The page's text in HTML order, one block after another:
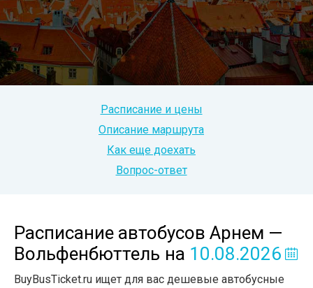
Расписание и цены
Описание маршрута
Как еще доехать
Вопрос-ответ
Расписание автобусов Арнем —
Вольфенбюттель на 10.08.2026
BuyBusTicket.ru ищет для вас дешевые автобусные